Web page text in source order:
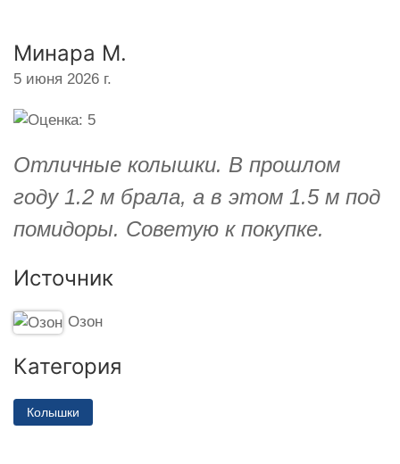
Минара М.
5 июня 2026 г.
Отличные колышки. В прошлом
году 1.2 м брала, а в этом 1.5 м под
помидоры. Советую к покупке.
Источник
Озон
Категория
Колышки